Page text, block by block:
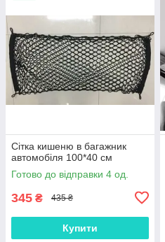
Сітка кишеню в багажник
автомобіля 100*40 см
Готово до відправки 4 од.
345 ₴ 435 ₴
Купити